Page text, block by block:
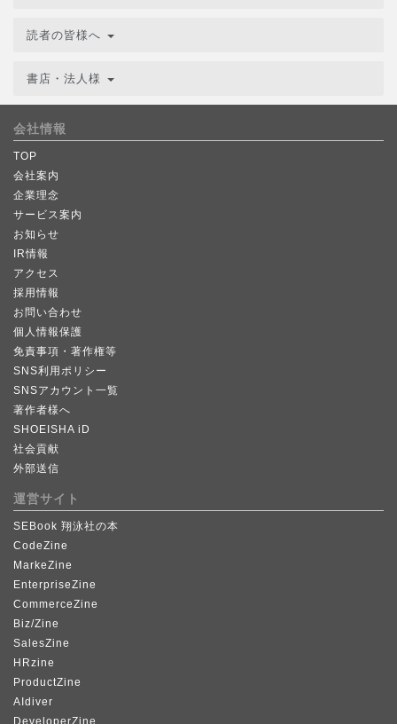
読者の皆様へ
書店・法人様
会社情報
TOP
会社案内
企業理念
サービス案内
お知らせ
IR情報
アクセス
採用情報
お問い合わせ
個人情報保護
免責事項・著作権等
SNS利用ポリシー
SNSアカウント一覧
著作者様へ
SHOEISHA iD
社会貢献
外部送信
運営サイト
SEBook 翔泳社の本
CodeZine
MarkeZine
EnterpriseZine
CommerceZine
Biz/Zine
SalesZine
HRzine
ProductZine
AIdiver